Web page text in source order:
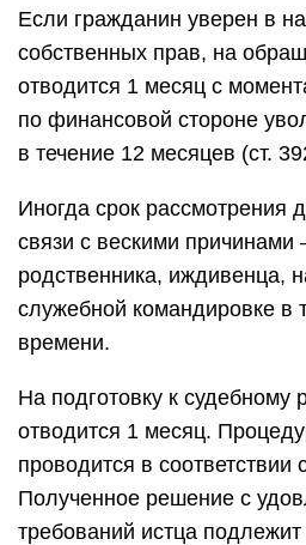
Если гражданин уверен в
собственных прав, на
отводится 1 месяц с
по финансовой стороне
в течение 12 месяцев (ст.
Иногда срок рассмотрения
связи с вескими
родственника, иждивенца,
служебной командировке в
времени.
На подготовку к судебному
отводится 1 месяц.
проводится в соответствии
Полученное решение с
требований истца